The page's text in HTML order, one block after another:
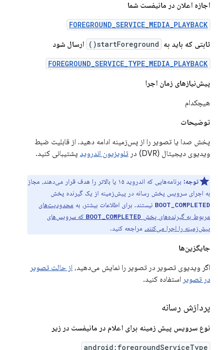
اجازه اعلان در مانیفست شما
FOREGROUND_SERVICE_MEDIA_PLAYBACK
ثابتی که باید به startForeground() ارسال شود
FOREGROUND_SERVICE_TYPE_MEDIA_PLAYBACK
پیش‌نیازهای زمان اجرا
هیچکدام
توضیحات
پخش صدا یا تصویر را از پس‌زمینه ادامه دهید. از قابلیت ضبط
ویدیوی دیجیتال (DVR) در
تلویزیون اندروید پشتیبانی کنید.
توجه:
برنامه‌هایی که اندروید ۱۵ یا بالاتر را هدف قرار می‌دهند، مجاز
به اجرای سرویس پخش رسانه در پیش‌زمینه از یک گیرنده پخش
BOOT_COMPLETED نیستند. برای اطلاعات بیشتر، به محدودیت‌های
مربوط به گیرنده‌های پخش BOOT_COMPLETED که سرویس‌های
پیش‌زمینه را اجرا می‌کنند، مراجعه کنید.
جایگزین‌ها
اگر ویدیوی تصویر در تصویر را نمایش می‌دهید، از حالت تصویر
در تصویر استفاده کنید.
پردازش رسانه
نوع سرویس پیش زمینه برای اعلام در مانیفست در زیر
android:foregroundServiceType